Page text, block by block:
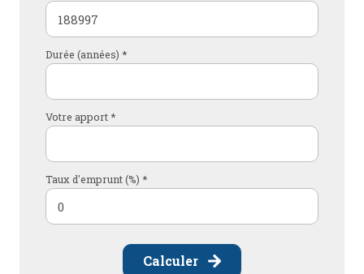
Durée (années) *
Votre apport *
Taux d'emprunt (%) *
Calculer